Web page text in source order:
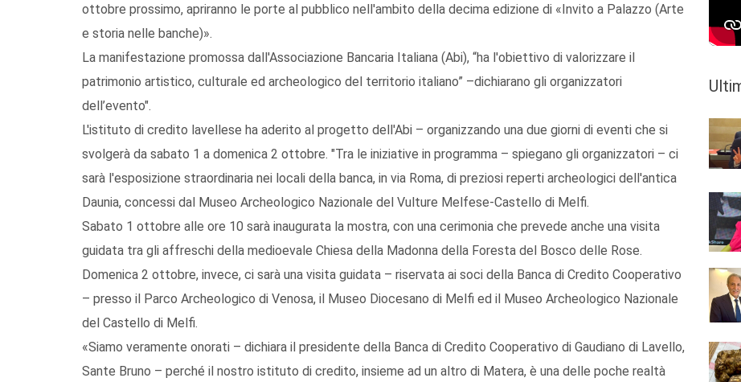
ottobre prossimo, apriranno le porte al pubblico nell'ambito della decima edizione di «Invito a Palazzo (Arte
e storia nelle banche)».
La manifestazione promossa dall'Associazione Bancaria Italiana (Abi), “ha l'obiettivo di valorizzare il
patrimonio artistico, culturale ed archeologico del territorio italiano” –dichiarano gli organizzatori
dell’evento".
L'istituto di credito lavellese ha aderito al progetto dell'Abi – organizzando una due giorni di eventi che si
svolgerà da sabato 1 a domenica 2 ottobre. "Tra le iniziative in programma – spiegano gli organizzatori – ci
sarà l'esposizione straordinaria nei locali della banca, in via Roma, di preziosi reperti archeologici dell'antica
Daunia, concessi dal Museo Archeologico Nazionale del Vulture Melfese-Castello di Melfi.
Sabato 1 ottobre alle ore 10 sarà inaugurata la mostra, con una cerimonia che prevede anche una visita
guidata tra gli affreschi della medioevale Chiesa della Madonna della Foresta del Bosco delle Rose.
Domenica 2 ottobre, invece, ci sarà una visita guidata – riservata ai soci della Banca di Credito Cooperativo
– presso il Parco Archeologico di Venosa, il Museo Diocesano di Melfi ed il Museo Archeologico Nazionale
del Castello di Melfi.
«Siamo veramente onorati – dichiara il presidente della Banca di Credito Cooperativo di Gaudiano di Lavello,
Sante Bruno – perché il nostro istituto di credito, insieme ad un altro di Matera, è una delle poche realtà